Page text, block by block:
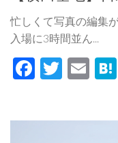
忙しくて写真の編集
入場に3時間並ん...